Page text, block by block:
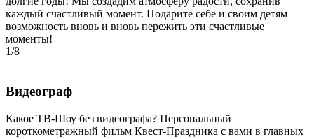
каждый счастливый момент. Подарите себе и своим детям
возможность вновь и вновь пережить эти счастливые
моменты!
1/8
Видеограф
Какое ТВ-Шоу без видеографа? Персональный
короткометражный фильм Квест-Праздника с вами в главных